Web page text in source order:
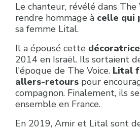
Le chanteur, révélé dans The
rendre hommage à celle qui
sa femme Lital.
Il a épousé cette
2014 en Israël. Ils sortaient
l'époque de The Voice. Lital
allers-retours pour
compagnon. Finalement, ils
ensemble en France.
En 2019, Amir et Lital sont